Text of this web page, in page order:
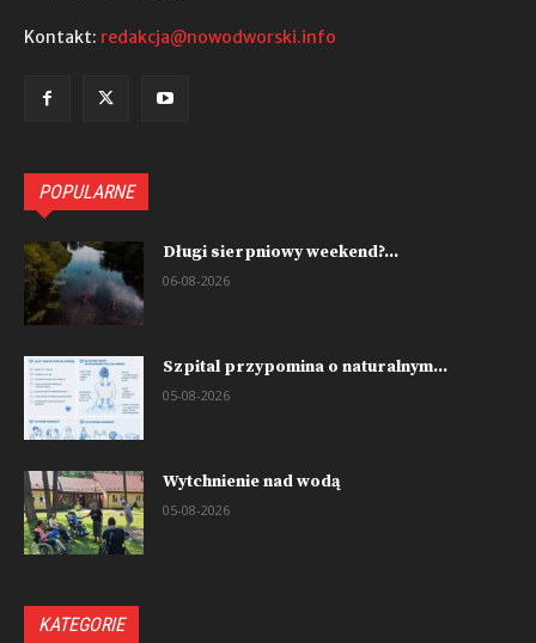
Kontakt: redakcja@nowodworski.info
POPULARNE
Długi sierpniowy weekend?...
06-08-2026
Szpital przypomina o naturalnym...
05-08-2026
Wytchnienie nad wodą
05-08-2026
KATEGORIE